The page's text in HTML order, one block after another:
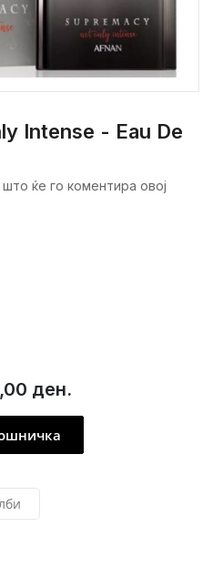
Intense - Eau De
ќе го коментира овој
ден.